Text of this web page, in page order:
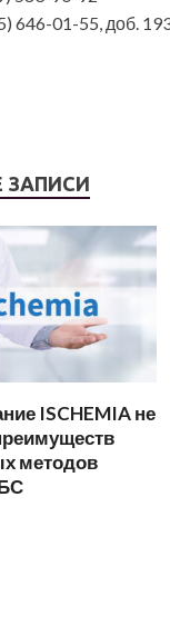
646-01-55, доб.
ЗАПИСИ
ISCHEMIA не
методов